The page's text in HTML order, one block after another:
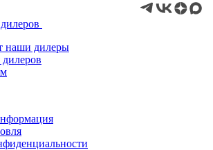
наши дилеры